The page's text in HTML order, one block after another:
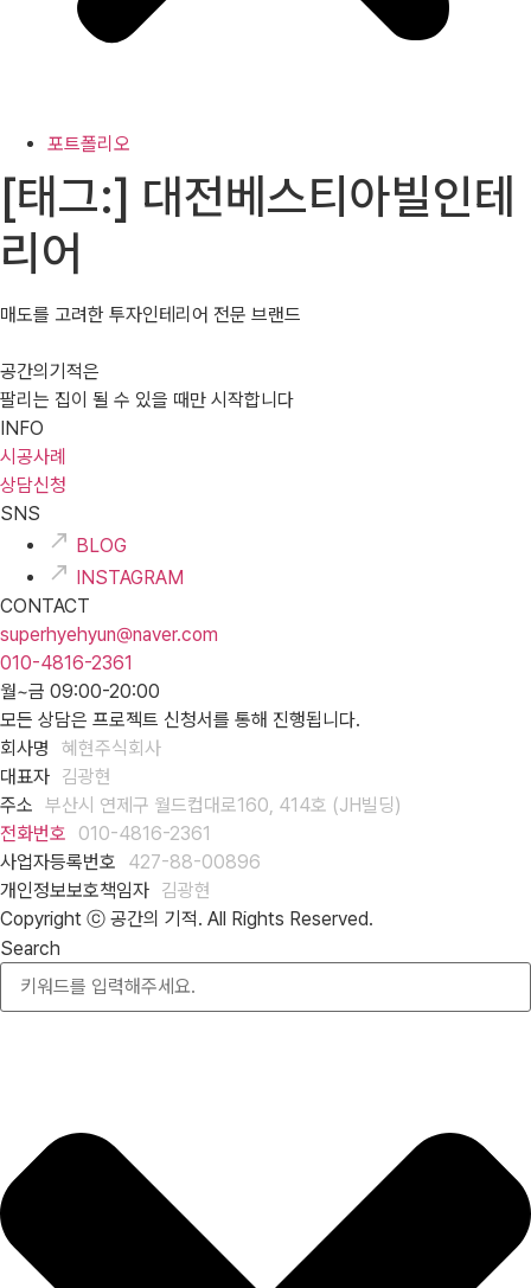
포트폴리오
[태그:] 대전베스티아빌인테
리어
매도를 고려한 투자인테리어 전문 브랜드
공간의기적은
팔리는 집이 될 수 있을 때만 시작합니다
INFO
시공사례
상담신청
SNS
BLOG
INSTAGRAM
CONTACT
superhyehyun@naver.com
010-4816-2361
월~금 09:00-20:00
모든 상담은 프로젝트 신청서를 통해 진행됩니다.
회사명
혜현주식회사
대표자 김광현
주소 부산시 연제구 월드컵대로160, 414호 (JH빌딩)
전화번호
010-4816-2361
사업자등록번호
427-88-00896
개인정보보호책임자 김광현
Copyright ⓒ 공간의 기적. All Rights Reserved.
Search